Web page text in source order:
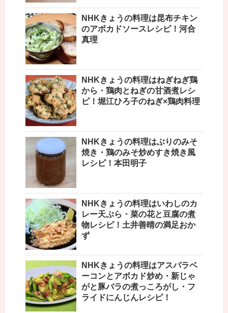
NHKきょうの料理は昆布チキン
のアボカドソースレシピ！河合
真理
NHKきょうの料理はねぎねぎ鶏
から・鶏肉とねぎの甘酒煮レシ
ピ！堀江ひろ子のねぎ×鶏肉料理
NHKきょうの料理はぶりのみそ
焼き・鶏のみそ炒めすき焼き風
レシピ！本田明子
NHKきょうの料理はいわしのカ
レー天ぷら・菜の花と豆腐の煮
物レシピ！土井善晴の満足おか
ず
NHKきょうの料理はアスパラベ
ーコンとアボカド炒め・新じゃ
がと豚バラの煮っころがし・フ
ライドにんじんレシピ！